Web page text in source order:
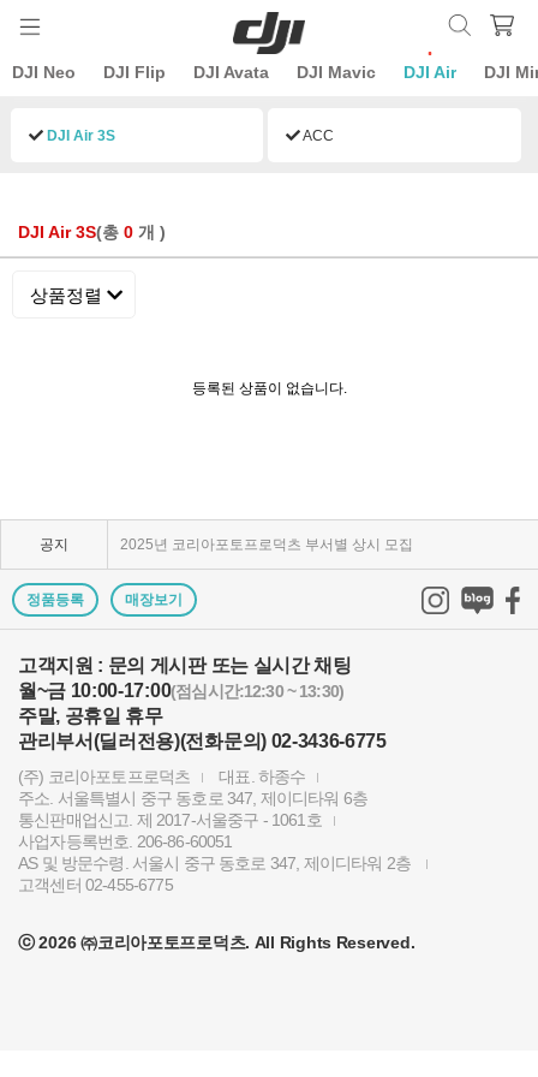
DJI Neo DJI Flip DJI Avata DJI Mavic DJI Air DJI
DJI Air 3S ACC
DJI Air 3S(총 0 개 )
상품정렬
등록된 상품이 없습니다.
공지 2025년 코리아포토프로덕츠 부서별 상시 모집
쇼룸오픈기념 방문자 추첨 이벤트 당첨자 발표
KPP 쇼룸 오픈! 다양한 제품을 체험하고 구매하세요..
2024 레오포토 부산 세미나 경품추첨 당첨자 발표
토키나 주관 국제 필터 사진 공모전 2023 안내
빌트록스 모델 촬영회 (9/23) 후기이벤트 당첨자 발..
빌트록스 75mm E 마운트 펌웨어 업데이트 안내
정품등록 매장보기
고객지원 : 문의 게시판 또는 실시간 채팅
월~금 10:00-17:00(점심시간:12:30 ~ 13:30)
주말, 공휴일 휴무
관리부서(딜러전용)(전화문의) 02-3436-6775
(주) 코리아포토프로덕츠
대표. 하종수
주소. 서울특별시 중구 동호로 347, 제이디타워 6층
통신판매업신고. 제 2017-서울중구 - 1061호
사업자등록번호. 206-86-60051
AS 및 방문수령. 서울시 중구 동호로 347, 제이디타워 2층
고객센터 02-455-6775
ⓒ 2026 ㈜코리아포토프로덕츠. All Rights Reserved.